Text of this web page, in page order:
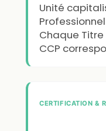
Unité
Chaque
CCP
CERTIFICATION &